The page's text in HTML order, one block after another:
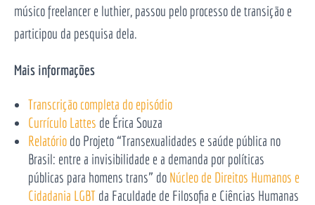
músico freelancer e luthier, passou pelo processo de transição e
participou da pesquisa dela.
Mais informações
Transcrição completa do episódio
Currículo Lattes de Érica Souza
Relatório do Projeto “Transexualidades e saúde pública no
Brasil: entre a invisibilidade e a demanda por políticas
públicas para homens trans” do Núcleo de Direitos Humanos e
Cidadania LGBT da Faculdade de Filosofia e Ciências Humanas